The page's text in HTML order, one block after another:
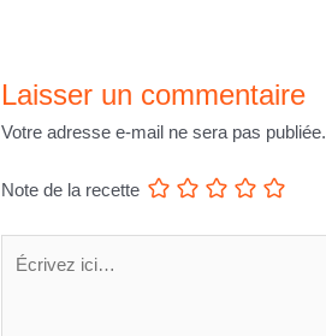
Laisser un commentaire
Votre adresse e-mail ne sera pas publiée.
Note de la recette
ici…